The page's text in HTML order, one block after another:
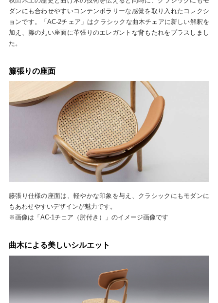
ダンにも合わせやすいコンテンポラリーな感覚を取り入れたコレクシ
ョンです。「AC-2チェア」はクラシックな曲木チェアに新しい解釈を
加え、籐の丸い座面に革張りのエレガントな背もたれをプラスしまし
た。
籐張りの座面
籐張り仕様の座面は、軽やかな印象を与え、クラシックにもモダンに
もあわせやすいデザインが魅力です。
※画像は「AC-1チェア（肘付き）」のイメージ画像です
曲木による美しいシルエット